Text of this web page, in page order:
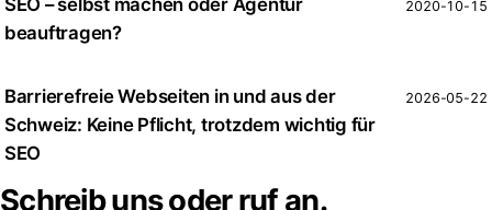
SEO – selbst machen oder Agentur
beauftragen?
2020-10-15
Barrierefreie Webseiten in und aus der
Schweiz: Keine Pflicht, trotzdem wichtig für
SEO
2026-05-22
Schreib uns oder ruf an.